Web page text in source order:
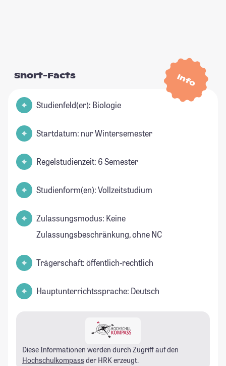
Info
Short-Facts
Studienfeld(er): Biologie
Startdatum: nur Wintersemester
Regelstudienzeit: 6 Semester
Studienform(en): Vollzeitstudium
Zulassungsmodus: Keine
Zulassungsbeschränkung, ohne NC
Trägerschaft: öffentlich-rechtlich
Hauptunterrichtssprache: Deutsch
Diese Informationen werden durch Zugriff auf den
Hochschulkompass der HRK erzeugt.